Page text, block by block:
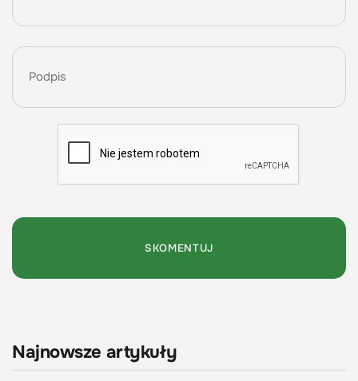
Najnowsze artykuły